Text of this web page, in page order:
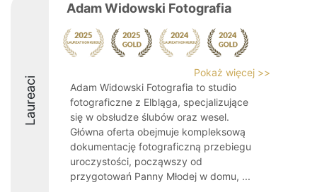
Laureaci
Adam Widowski Fotografia
Pokaż więcej >>
Adam Widowski Fotografia to studio
fotograficzne z Elbląga, specjalizujące
się w obsłudze ślubów oraz wesel.
Główna oferta obejmuje kompleksową
dokumentację fotograficzną przebiegu
uroczystości, począwszy od
przygotowań Panny Młodej w domu, ...